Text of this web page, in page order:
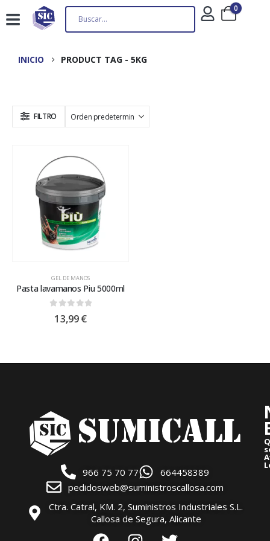
0
INICIO PRODUCT TAG - 5KG
FILTRO
GEL DE MANOS
Pasta lavamanos Piu 5000ml
out of 5
13,99€
966 75 70 77
664458389
pedidosweb@suministroscallosa.com
Ctra. Catral, KM. 2, Suministros Industriales S.L.
Callosa de Segura, Alicante